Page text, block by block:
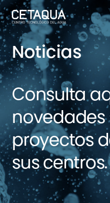
Noticias
Consulta
novedades
proyectos
sus centros.